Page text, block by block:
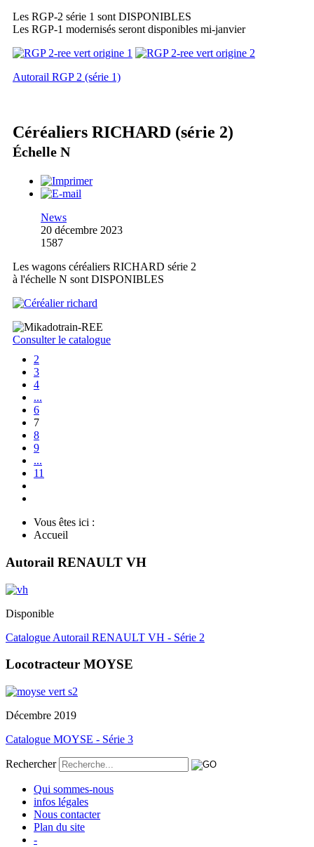
Les RGP-2 série 1 sont DISPONIBLES
Les RGP-1 modernisés seront disponibles mi-janvier
Autorail RGP 2 (série 1)
Céréaliers RICHARD (série 2)
Échelle N
News
20 décembre 2023
1587
Les wagons céréaliers RICHARD série 2
à l'échelle N sont DISPONIBLES
Consulter le catalogue
2
3
4
...
6
7
8
9
...
11
Vous êtes ici :
Accueil
Autorail RENAULT VH
Disponible
Catalogue Autorail RENAULT VH - Série 2
Locotracteur MOYSE
Décembre 2019
Catalogue MOYSE - Série 3
Rechercher
Qui sommes-nous
infos légales
Nous contacter
Plan du site
-